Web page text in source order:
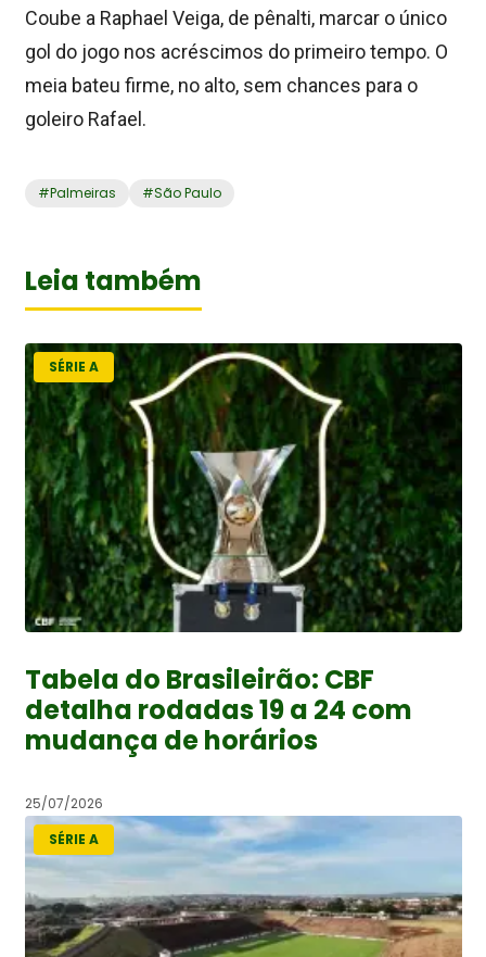
Coube a Raphael Veiga, de pênalti, marcar o único
gol do jogo nos acréscimos do primeiro tempo. O
meia bateu firme, no alto, sem chances para o
goleiro Rafael.
#Palmeiras #São Paulo
Leia também
SÉRIE A
Tabela do Brasileirão: CBF
detalha rodadas 19 a 24 com
mudança de horários
25/07/2026
SÉRIE A